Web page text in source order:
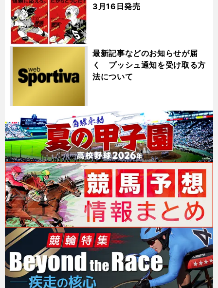
3月16日発売
最新記事などのお知らせが届
く プッシュ通知を受け取る方
法について